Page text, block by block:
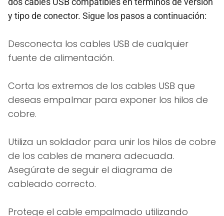
y tipo de conector. Sigue los pasos a continuación:
Desconecta los cables USB de cualquier
fuente de alimentación.
Corta los extremos de los cables USB que
deseas empalmar para exponer los hilos de
cobre.
Utiliza un soldador para unir los hilos de cobre
de los cables de manera adecuada.
Asegúrate de seguir el diagrama de
cableado correcto.
Protege el cable empalmado utilizando